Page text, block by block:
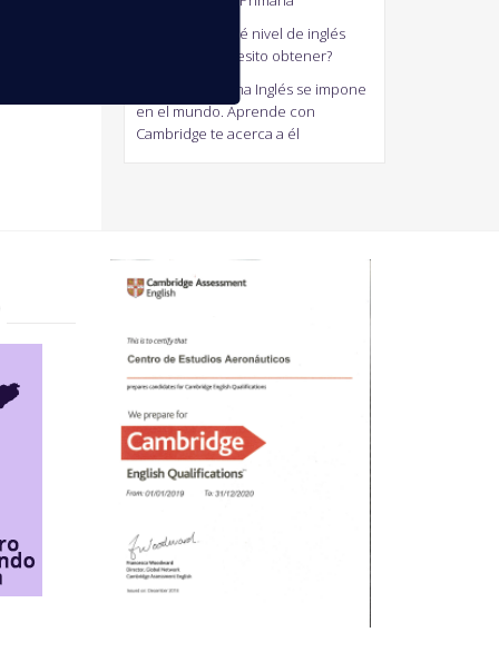
¿Qué nivel de inglés
Cambridge necesito obtener?
El Idioma Inglés se impone
en el mundo. Aprende con
Cambridge te acerca a él